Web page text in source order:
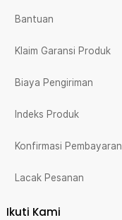
Bantuan
Klaim Garansi Produk
Biaya Pengiriman
Indeks Produk
Konfirmasi Pembayaran
Lacak Pesanan
Ikuti Kami